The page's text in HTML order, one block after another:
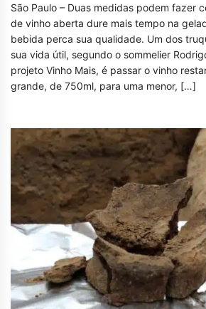
São Paulo – Duas medidas podem fazer
de vinho aberta dure mais tempo na
bebida perca sua qualidade. Um dos
sua vida útil, segundo o sommelier
projeto Vinho Mais, é passar o vinho
grande, de 750ml, para uma menor, […]